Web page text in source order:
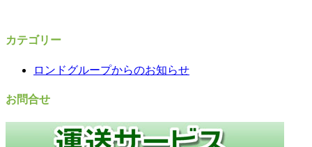
カテゴリー
ロンドグループからのお知らせ
お問合せ